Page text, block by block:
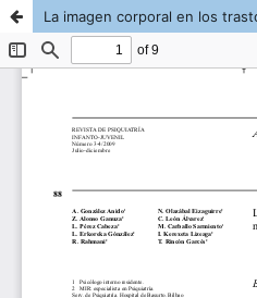
La imagen corporal en los